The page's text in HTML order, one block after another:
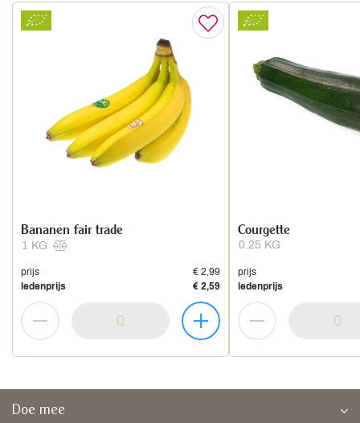
1 KG
Bananen fair trade
prijs
€ 2,99
ledenprijs
€ 2,59
0.25 KG
Courgette
prijs
ledenprijs
Doe mee